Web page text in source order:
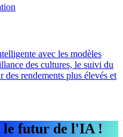
avec les modèles
des cultures, le suivi du
rendements plus élevés et
le futur de l'IA !